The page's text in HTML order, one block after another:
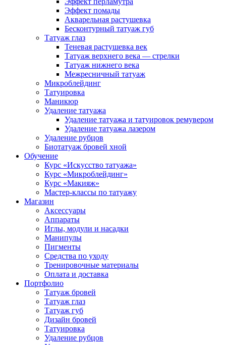
Эффект помады
Акварельная растушевка
Бесконтурный татуаж губ
Татуаж глаз
Теневая растушевка век
Татуаж верхнего века — стрелки
Татуаж нижнего века
Межресничный татуаж
Микроблейдинг
Татуировка
Маникюр
Удаление татуажа
Удаление татуажа и татуировок ремувером
Удаление татуажа лазером
Удаление рубцов
Биотатуаж бровей хной
Обучение
Курс «Искусство татуажа»
Курс «Микроблейдинг»
Курс «Макияж»
Мастер-классы по татуажу
Магазин
Аксессуары
Аппараты
Иглы, модули и насадки
Манипулы
Пигменты
Средства по уходу
Тренировочные материалы
Оплата и доставка
Портфолио
Татуаж бровей
Татуаж глаз
Татуаж губ
Дизайн бровей
Татуировка
Удаление рубцов